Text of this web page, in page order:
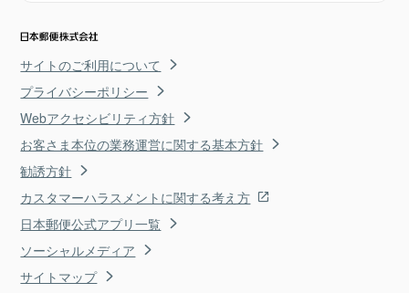
サイトのご利用について
プライバシーポリシー
Webアクセシビリティ方針
お客さま本位の業務運営に関する基本方針
勧誘方針
カスタマーハラスメントに関する考え方
日本郵便公式アプリ一覧
ソーシャルメディア
サイトマップ